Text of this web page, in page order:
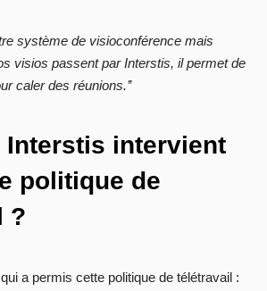
système de visioconférence mais
visios passent par Interstis, il permet de
caler des réunions.’’
Interstis intervient
politique de
?
qui a permis cette politique de télétravail :